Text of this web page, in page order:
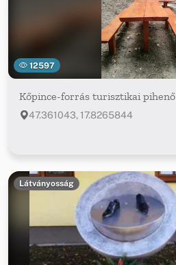
12597
Kőpince-forrás turisztikai pihenő
47.361043, 17.8265844
Látványosság